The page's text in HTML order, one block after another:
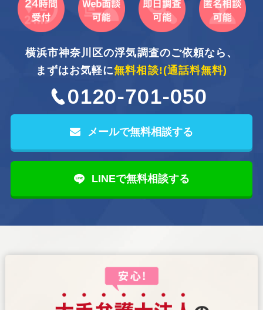
横浜市神奈川区の浮気調査のご依頼なら、
まずはお気軽に無料相談!(通話料無料)
0120-701-050
メールで無料相談する
LINEで無料相談する